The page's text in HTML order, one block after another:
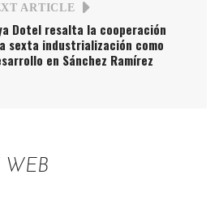
ARTICLE
Dotel resalta la cooperación
sexta industrialización como
en Sánchez Ramírez
WEB